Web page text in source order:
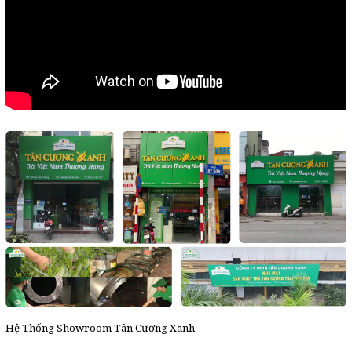
Hệ Thống Showroom Tân Cương Xanh